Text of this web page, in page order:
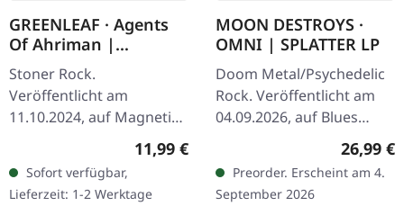
GREENLEAF · Agents
Of Ahriman |
DIGISLEEVE CD
Stoner Rock.
Veröffentlicht am
11.10.2024, auf Magnetic
Eye Records. Digisleeve
CD. Bevor sie eine richtige
Band wurden, begannen
Greenleaf als loses…
Regulärer Preis:
11,99 €
Sofort verfügbar,
Lieferzeit: 1-2 Werktage
MOON DESTROYS ·
OMNI | SPLATTER LP
Doom Metal/Psychedelic
Rock. Veröffentlicht am
04.09.2026, auf Blues
Funeral Recordings.
Splatter-Vinyl LP im
Standard-Cover. Moon
Destroys sind…
26,99 €
Preorder. Erscheint am 4.
September 2026